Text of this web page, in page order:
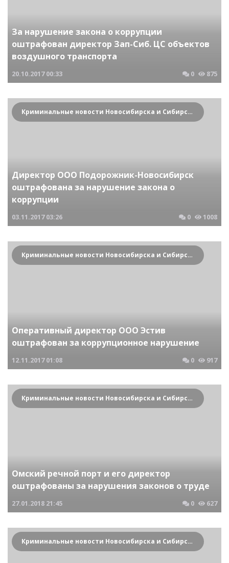
За нарушение закона о коррупции
оштрафован директор Зап-Сиб. ЦС объектов
воздушного транспорта
20.10.2017 00:33 0 875
Криминальные новости Новосибирска и Сибирского региона
Директор ООО Подорожник-Новосибирск
оштрафована за нарушение закона о
коррупции
03.11.2017 03:26 0 1008
Криминальные новости Новосибирска и Сибирского региона
Оперативный директор ООО Эстив
оштрафован за коррупционное нарушение
12.11.2017 01:08 0 917
Криминальные новости Новосибирска и Сибирского региона
Омский речной порт и его директор
оштрафованы за нарушения законов о труде
27.01.2018 21:45 0 627
Криминальные новости Новосибирска и Сибирского региона